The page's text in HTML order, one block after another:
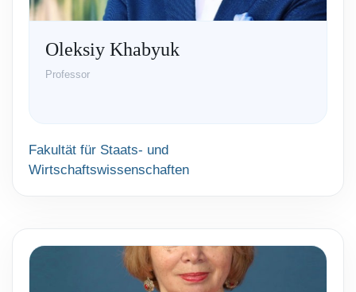
Oleksiy Khabyuk
Professor
Fakultät für Staats- und
Wirtschaftswissenschaften